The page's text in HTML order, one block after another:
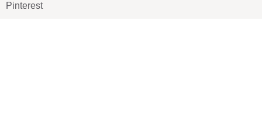
Pinterest